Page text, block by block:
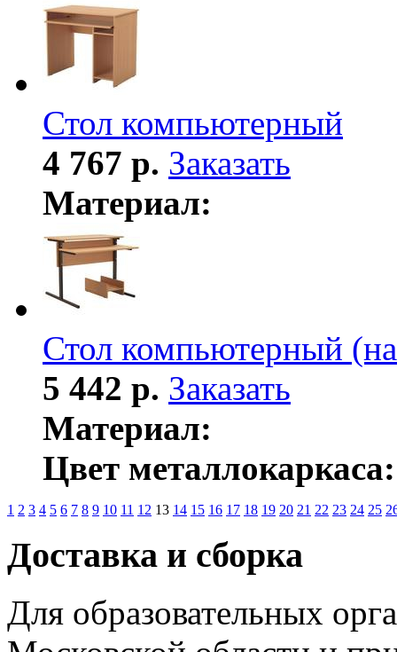
Стол компьютерный
4 767 р. Заказать
Материал:
Стол компьютерный
5 442 р. Заказать
Материал:
Цвет металлокаркаса:
1 2 3 4 5 6 7 8 9 10 11 12 13 14 15 16 17 18 19 20 21 22 23 24 25
Доставка и сборка
Для образовательных